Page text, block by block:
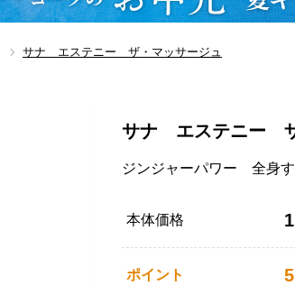
サナ エステニー ザ・マッサージュ
サナ エステニー
ジンジャーパワー 全身す
本体価格
ポイント 5